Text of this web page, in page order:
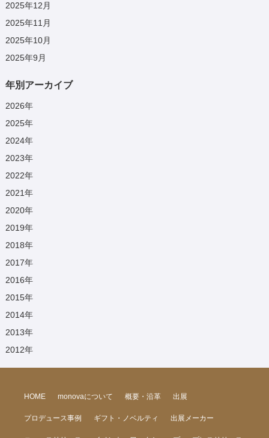
2025年12月
2025年11月
2025年10月
2025年9月
年別アーカイブ
2026年
2025年
2024年
2023年
2022年
2021年
2020年
2019年
2018年
2017年
2016年
2015年
2014年
2013年
2012年
HOME monovaについて 概要・沿革 出展
プロデュース事例 ギフト・ノベルティ 出展メーカー